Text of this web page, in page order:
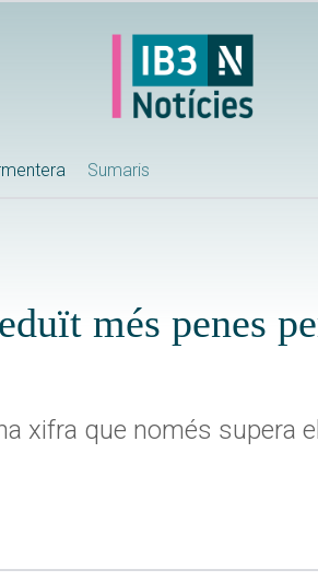
Sumaris
més penes
xifra que només supera